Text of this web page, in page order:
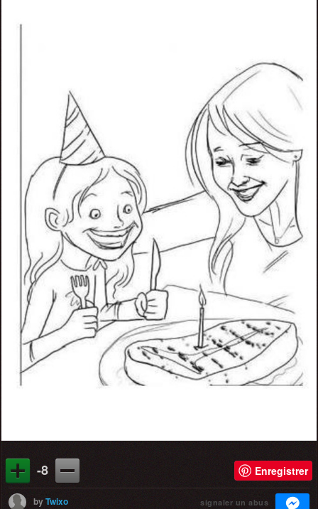
-8 Enregistrer
byTwixo signaler un abus